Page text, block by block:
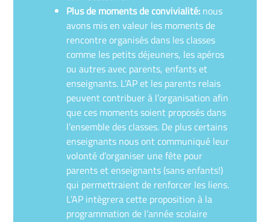
Plus de moments de convivialité: nous
avons mis en valeur les moments de
rencontre organisés dans les classes
comme les petits déjeuners, les apéros
ou autres avec parents, enfants et
enseignants. L’AP et les parents relais
peuvent contribuer à l’organisation afin
que ces moments soient proposés dans
l’ensemble des classes. De plus certains
enseignants nous ont communiqué leur
volonté d’organiser une fête pour
parents et enseignants (sans enfants!)
qui permettraient de renforcer les liens.
L’AP intègrera cette proposition à la
programmation de l’année scolaire